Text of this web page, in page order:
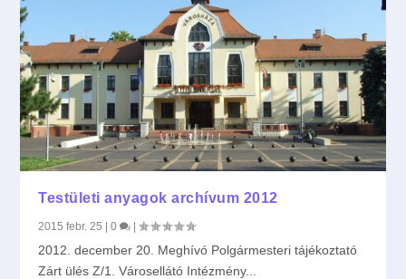
Testületi anyagok archívum 2012
2015 febr. 25 |0 |
2012. december 20. Meghívó Polgármesteri tájékoztató
Zárt ülés Z/1. Városellátó Intézmény...